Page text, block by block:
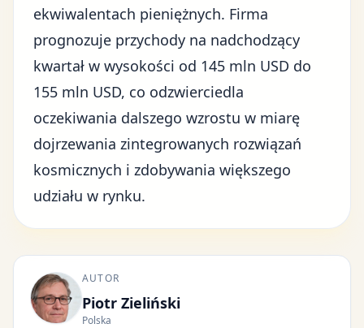
ekwiwalentach pieniężnych. Firma
prognozuje przychody na nadchodzący
kwartał w wysokości od 145 mln USD do
155 mln USD, co odzwierciedla
oczekiwania dalszego wzrostu w miarę
dojrzewania zintegrowanych rozwiązań
kosmicznych i zdobywania większego
udziału w rynku.
AUTOR
Piotr Zieliński
Polska